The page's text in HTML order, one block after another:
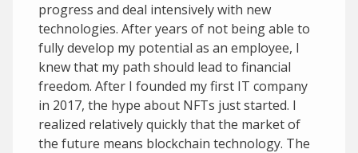
progress and deal intensively with new
technologies. After years of not being able to
fully develop my potential as an employee, I
knew that my path should lead to financial
freedom. After I founded my first IT company
in 2017, the hype about NFTs just started. I
realized relatively quickly that the market of
the future means blockchain technology. The